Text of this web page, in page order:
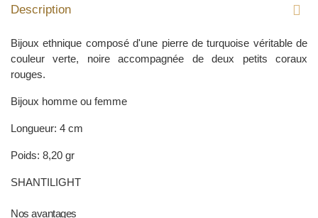
Description
Bijoux ethnique composé d'une pierre de turquoise véritable de
couleur verte, noire accompagnée de deux petits coraux
rouges.
Bijoux homme ou femme
Longueur: 4 cm
Poids: 8,20 gr
SHANTILIGHT
Nos avantages